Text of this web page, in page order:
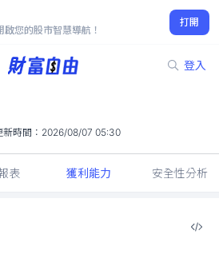
啟您的股市智慧導航！
打開
登入
0.27%
時間： 2026/08/07 05:30
表 獲利能力 安全性分析